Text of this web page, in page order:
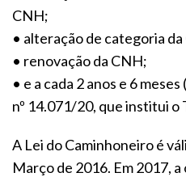
CNH;
• alteração de categoria
• renovação da CNH;
• e a cada 2 anos e 6
nº 14.071/20, que institui
A Lei do Caminhoneiro é
Março de 2016. Em 2017,